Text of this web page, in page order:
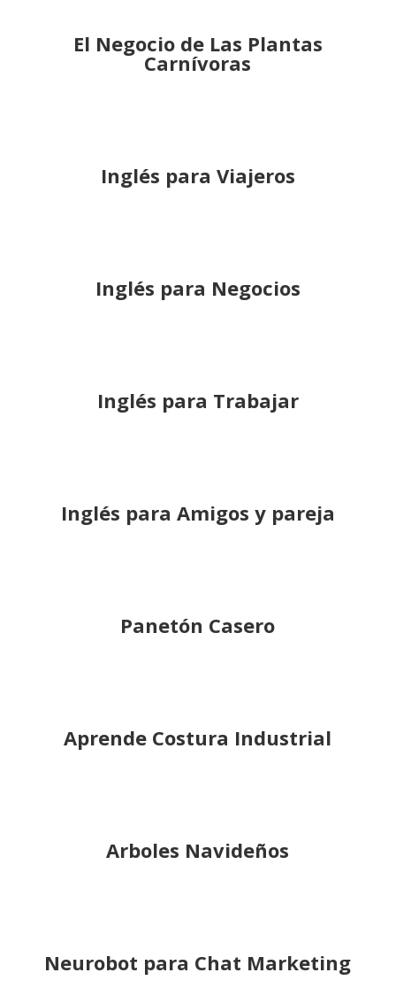
El Negocio de Las Plantas
Carnívoras
Inglés para Viajeros
Inglés para Negocios
Inglés para Trabajar
Inglés para Amigos y pareja
Panetón Casero
Aprende Costura Industrial
Arboles Navideños
Neurobot para Chat Marketing